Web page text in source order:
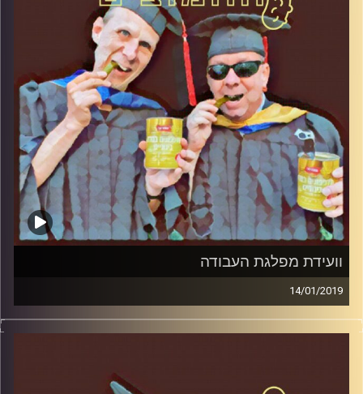
וועידת מפלגת העבודה
14/01/2019
פרופסור בועז בן-דוד ופרופסור גלעד הירשברגר